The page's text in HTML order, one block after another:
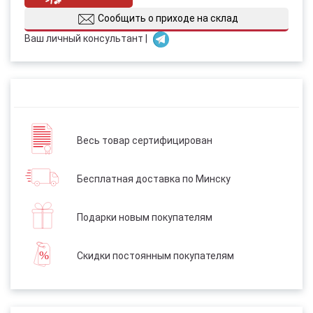
Сообщить о приходе на склад
Ваш личный консультант |
Весь товар сертифицирован
Бесплатная доставка по Минску
Подарки новым покупателям
Скидки постоянным покупателям